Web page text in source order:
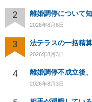
2 離婚調停について知
2026年8月6日
3 法テラスの一括精
2026年8月3日
4 離婚調停不成立後
2026年8月3日